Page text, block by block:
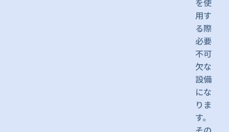
を使
用す
る際
必要
不可
欠な
設備
にな
りま
す。